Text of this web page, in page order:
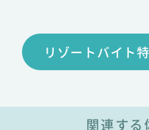
リゾートバイト
関連する